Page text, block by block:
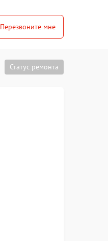
Перезвоните мне
Статус ремонта